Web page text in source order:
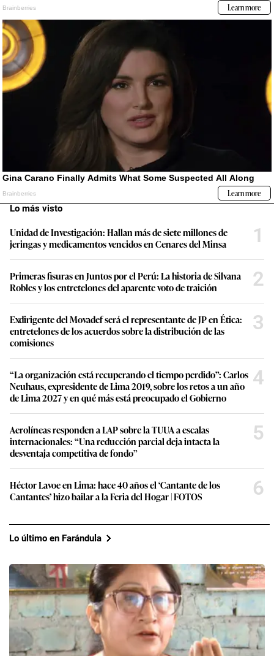
Lo más visto
Unidad de Investigación: Hallan más de siete millones de
jeringas y medicamentos vencidos en Cenares del Minsa
1
Primeras fisuras en Juntos por el Perú: La historia de Silvana
Robles y los entretelones del aparente voto de traición
2
Exdirigente del Movadef será el representante de JP en Ética:
entretelones de los acuerdos sobre la distribución de las
comisiones
3
“La organización está recuperando el tiempo perdido”: Carlos
Neuhaus, expresidente de Lima 2019, sobre los retos a un año
de Lima 2027 y en qué más está preocupado el Gobierno
4
Aerolíneas responden a LAP sobre la TUUA a escalas
internacionales: “Una reducción parcial deja intacta la
desventaja competitiva de fondo”
5
Héctor Lavoe en Lima: hace 40 años el ‘Cantante de los
Cantantes’ hizo bailar a la Feria del Hogar | FOTOS
6
Lo último en Farándula